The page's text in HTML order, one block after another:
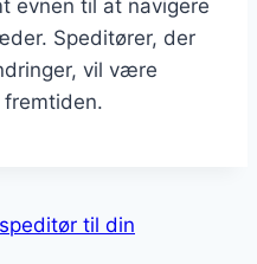
evnen til at navigere
Speditører, der
vil være
til din